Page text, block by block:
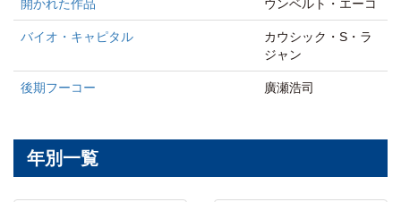
開かれた作品 ウンベルト・エーコ
バイオ・キャピタル
カウシック・S・ラ
ジャン
後期フーコー 廣瀬浩司
年別一覧